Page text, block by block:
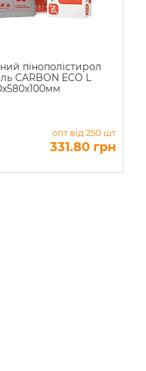
пінополістирол
CARBON ECO L
опт від 250 шт
331.80 грн